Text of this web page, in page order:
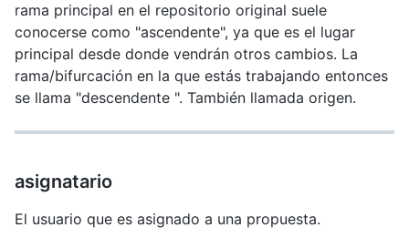
rama principal en el repositorio original suele
conocerse como "ascendente", ya que es el lugar
principal desde donde vendrán otros cambios. La
rama/bifurcación en la que estás trabajando entonces
se llama "descendente ". También llamada origen.
asignatario
El usuario que es asignado a una propuesta.